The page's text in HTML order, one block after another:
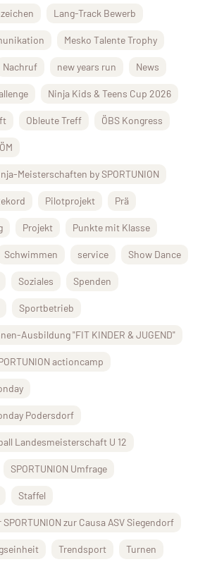
Lang-Track Bewerb
Mesko Talente Trophy
Nachruf new years run News
Ninja Kids & Teens Cup 2026
Obleute Treff ÖBS Kongress
ÖM
Meisterschaften by SPORTUNION
Pilotprojekt Prä
Projekt Punkte mit Klasse
Schwimmen service Show Dance
Soziales Spenden
Sportbetrieb
Ausbildung "FIT KINDER & JUGEND"
actioncamp
Podersdorf
Landesmeisterschaft U 12
SPORTUNION Umfrage
Staffel
zur Causa ASV Siegendorf
Trendsport Turnen